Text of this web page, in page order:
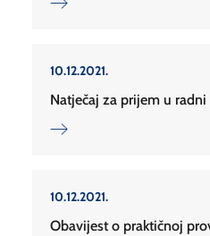
10.12.2021.
Natječaj za prijem u
10.12.2021.
Obavijest o praktičnoj